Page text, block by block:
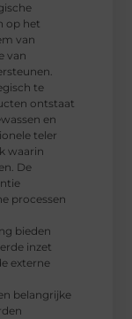
op het
van
van
te
ontstaat
en
teler
waarin
De
processen
bieden
inzet
externe
belangrijke